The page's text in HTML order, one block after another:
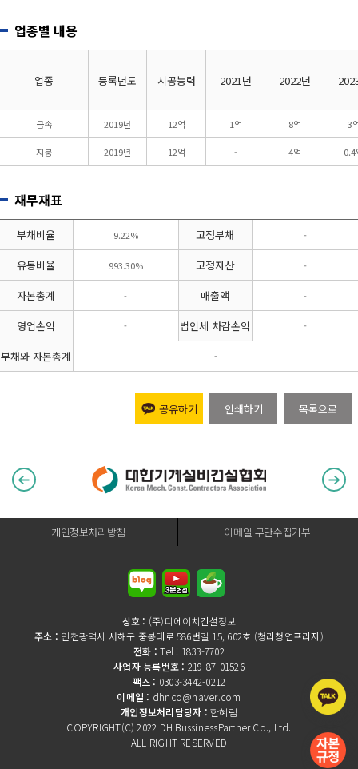
업종별 내용
업종 등록년도 시공능력 2021년 2022년
금속 2019년 12억 1억 8억 3
지붕 2019년 12억 - 4억 0.4
재무재표
부채비율 9.22% 고정부채 -
유동비율 993.30% 고정자산 -
자본총계 - 매출액 -
영업손익 - 법인세 차감손익 -
부채와 자본총계 -
공유하기 인쇄하기 목록으로
개인정보처리방침 이메일 무단수집거부
상호 : (주)디에이치건설정보
주소 : 인천광역시 서해구 중봉대로 586번길 15, 602호 (청라청연프라자)
전화 :Tel : 1833-7702
사업자 등록번호 : 219-87-01526
팩스 : 0303-3442-0212
이메일 : dhnco@naver.com
개인정보처리담당자 :한혜림
COPYRIGHT(C) 2022 DH BussinessPartner Co., Ltd.
ALL RIGHT RESERVED